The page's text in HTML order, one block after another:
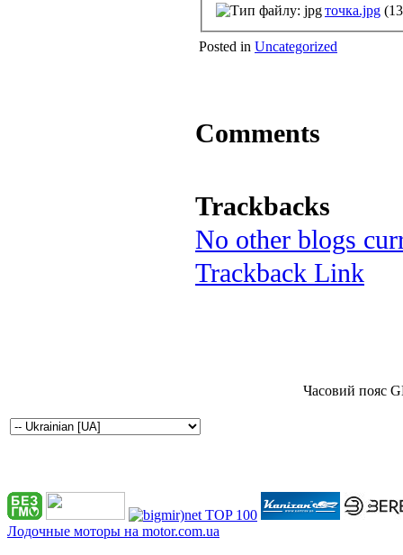
точка.jpg
Posted in Uncategorized
Comments
Trackbacks
No other blogs
Trackback Link
Часовий пояс
Лодочные моторы на motor.com.ua